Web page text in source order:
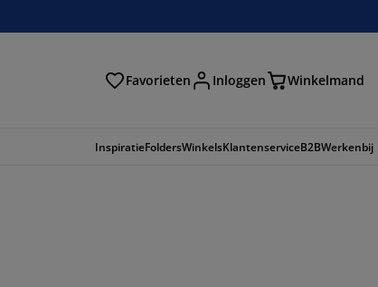
Favorieten Inloggen Winkelmand
InspiratieFoldersWinkelsKlantenserviceB2BWerkenbij